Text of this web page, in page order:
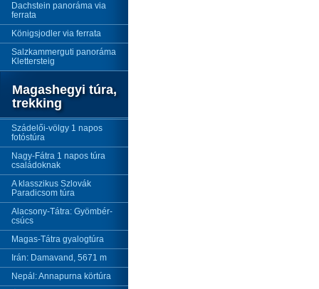
Dachstein panoráma via
ferrata
Königsjodler via ferrata
Salzkammerguti panoráma
Klettersteig
Magashegyi túra,
trekking
Szádelői-völgy 1 napos
fotóstúra
Nagy-Fátra 1 napos túra
családoknak
A klasszikus Szlovák
Paradicsom túra
Alacsony-Tátra: Gyömbér-
csúcs
Magas-Tátra gyalogtúra
Irán: Damavand, 5671 m
Nepál: Annapurna körtúra